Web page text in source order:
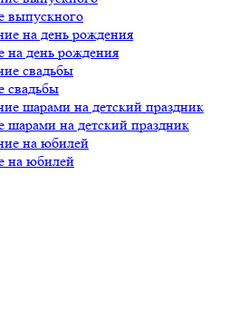
выпускного
на день рождения
свадьбы
на детский праздник
на юбилей